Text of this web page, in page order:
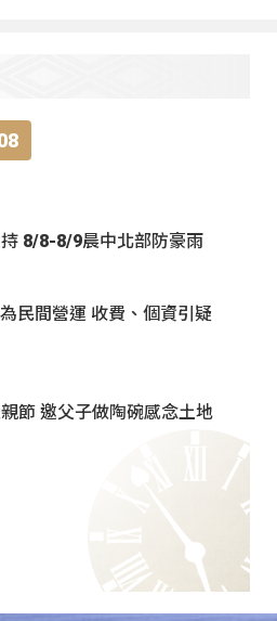
8/8-8/9晨中北部防豪雨
民間營運 收費、個資引疑
節 邀父子做陶碗感念土地